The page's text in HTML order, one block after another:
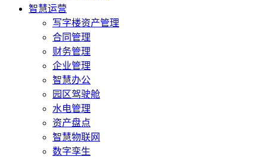
智慧运营
写字楼资产管理
合同管理
财务管理
企业管理
智慧办公
园区驾驶舱
水电管理
资产盘点
智慧物联网
数字孪生